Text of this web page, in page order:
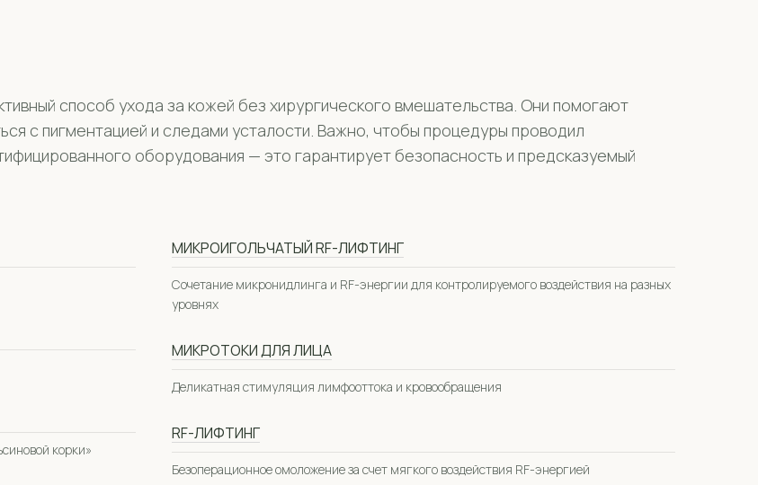
способ ухода за кожей без хирургического вмешательства. Они помогают
с пигментацией и следами усталости. Важно, чтобы процедуры проводил
оборудования — это гарантирует безопасность и предсказуемый
корки»
МИКРОИГОЛЬЧАТЫЙ RF-ЛИФТИНГ
Сочетание микронидлинга и RF-энергии для контролируемого воздействия на разных
уровнях
МИКРОТОКИ ДЛЯ ЛИЦА
Деликатная стимуляция лимфооттока и кровообращения
RF-ЛИФТИНГ
Безоперационное омоложение за счет мягкого воздействия RF-энергией